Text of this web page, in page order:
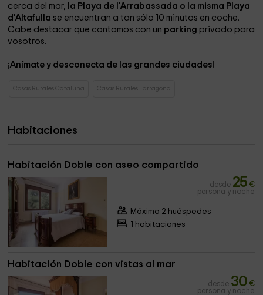
cerca del mar, la Pl aya de l'Arrabassada o la misma Playa
d'Altafulla se encuentran a tan sólo 10 minutos en coche.
Cabe destacar que contamos con un parking privado para
vosotros.
¡Anímate y desconecta de las grandes ciudades!
Casas Rurales Cataluña Casas Rurales Tarragona
Habitaciones
Habitación Doble con aseo compartido
desde 25 €
persona y noche
Máximo 2 huéspedes
1 habitaciones
Habitación Doble con vistas al mar
desde 30 €
persona y noche